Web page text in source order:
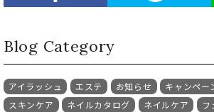
Blog Category
アイラッシュ エステ お知らせ キャンペー
スキンケア
ネイルカタログ ネイルケア フ